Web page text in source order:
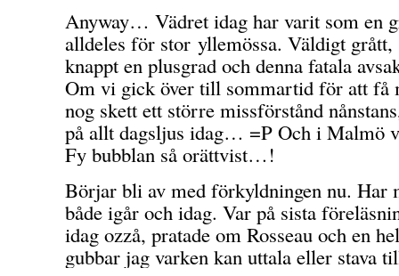
Anyway… Vädret idag har varit som en
alldeles för stor yllemössa. Väldigt grått,
knappt en plusgrad och denna fatala
Om vi gick över till sommartid för att få
nog skett ett större missförstånd
på allt dagsljus idag… =P Och i Malmö
Fy bubblan så orättvist…!
Börjar bli av med förkyldningen nu. Har
både igår och idag. Var på sista
idag ozzå, pratade om Rosseau och en
gubbar jag varken kan uttala eller stava